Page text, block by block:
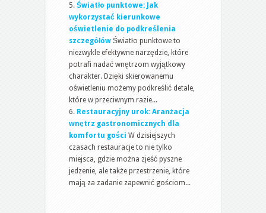
Światło punktowe: Jak
wykorzystać kierunkowe
oświetlenie do podkreślenia
szczegółów Światło punktowe to
niezwykle efektywne narzędzie, które
potrafi nadać wnętrzom wyjątkowy
charakter. Dzięki skierowanemu
oświetleniu możemy podkreślić detale,
które w przeciwnym razie...
Restauracyjny urok: Aranżacja
wnętrz gastronomicznych dla
komfortu gości W dzisiejszych
czasach restauracje to nie tylko
miejsca, gdzie można zjeść pyszne
jedzenie, ale także przestrzenie, które
mają za zadanie zapewnić gościom...